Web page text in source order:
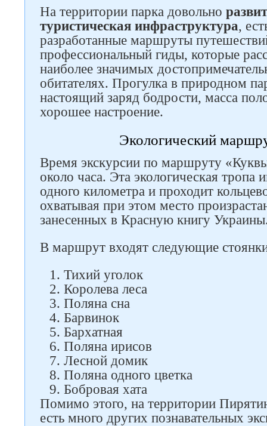
На территории парка довольно
туристическая инфраструктура,
разработанные маршруты
профессиональный гиды, которые
наиболее значимых
обитателях. Прогулка в природном
настоящий заряд бодрости, масса
хорошее настроение.
Экологический
Время экскурсии по маршруту
около часа. Эта экологическая тропа
одного километра и проходит
охватывая при этом место
занесенных в Красную книгу
В маршрут входят следующие
Тихий уголок
Королева леса
Поляна сна
Барвинок
Бархатная
Поляна ирисов
Лесной домик
Поляна одного цветка
Бобровая хата
Помимо этого, на территории
есть много других познавательных